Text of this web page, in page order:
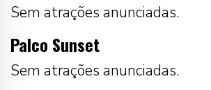
Sem atrações anunciadas.
Palco Sunset
Sem atrações anunciadas.